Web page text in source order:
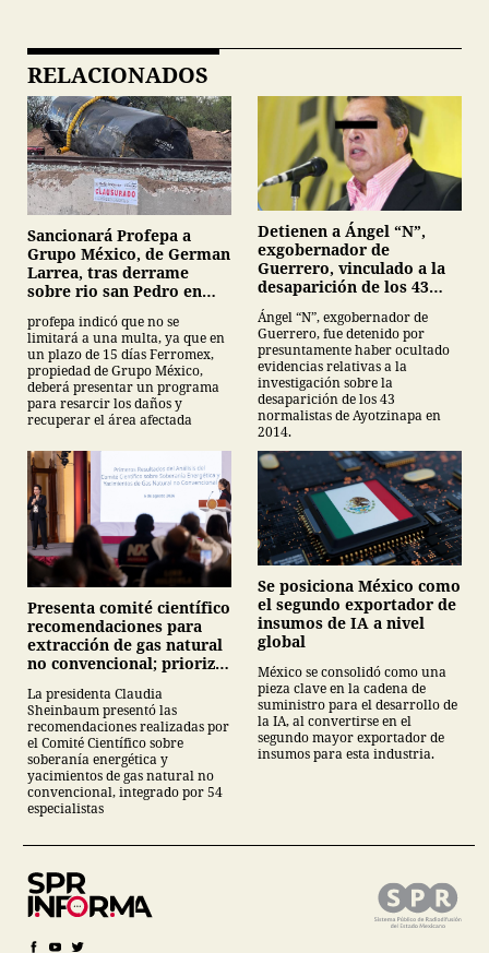
RELACIONADOS
Sancionará Profepa a
Grupo México, de German
Larrea, tras derrame
sobre rio san Pedro en
profepa indicó que no se
limitará a una multa, ya que en
un plazo de 15 días Ferromex,
propiedad de Grupo México,
deberá presentar un programa
para resarcir los daños y
recuperar el área afectada
Detienen a Ángel “N”,
exgobernador de
Guerrero, vinculado a la
desaparición de los 43
normalistas de
Ayotzinapa
Ángel “N”, exgobernador de
Guerrero, fue detenido por
presuntamente haber ocultado
evidencias relativas a la
investigación sobre la
desaparición de los 43
normalistas de Ayotzinapa en
2014.
Presenta comité científico
recomendaciones para
extracción de gas natural
no convencional; prioriza
descarta yacimiento
Tampico-Misantla
La presidenta Claudia
Sheinbaum presentó las
recomendaciones realizadas por
el Comité Científico sobre
soberanía energética y
yacimientos de gas natural no
convencional, integrado por 54
especialistas
Se posiciona México como
el segundo exportador de
insumos de IA a nivel
global
México se consolidó como una
pieza clave en la cadena de
suministro para el desarrollo de
la IA, al convertirse en el
segundo mayor exportador de
insumos para esta industria.